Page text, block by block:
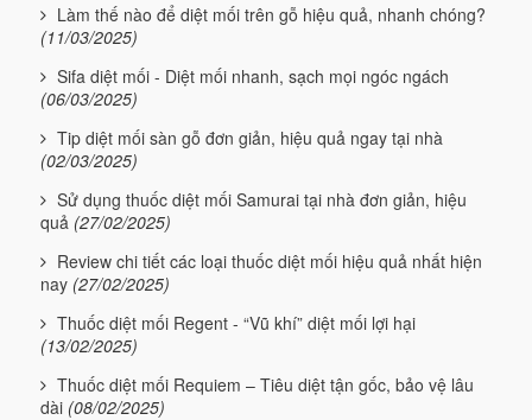
Làm thế nào để diệt mối trên gỗ hiệu quả, nhanh chóng?
(11/03/2025)
Sifa diệt mối - Diệt mối nhanh, sạch mọi ngóc ngách
(06/03/2025)
Tip diệt mối sàn gỗ đơn giản, hiệu quả ngay tại nhà
(02/03/2025)
Sử dụng thuốc diệt mối Samurai tại nhà đơn giản, hiệu
quả (27/02/2025)
Review chi tiết các loại thuốc diệt mối hiệu quả nhất hiện
nay (27/02/2025)
Thuốc diệt mối Regent - “Vũ khí” diệt mối lợi hại
(13/02/2025)
Thuốc diệt mối Requiem – Tiêu diệt tận gốc, bảo vệ lâu
dài (08/02/2025)